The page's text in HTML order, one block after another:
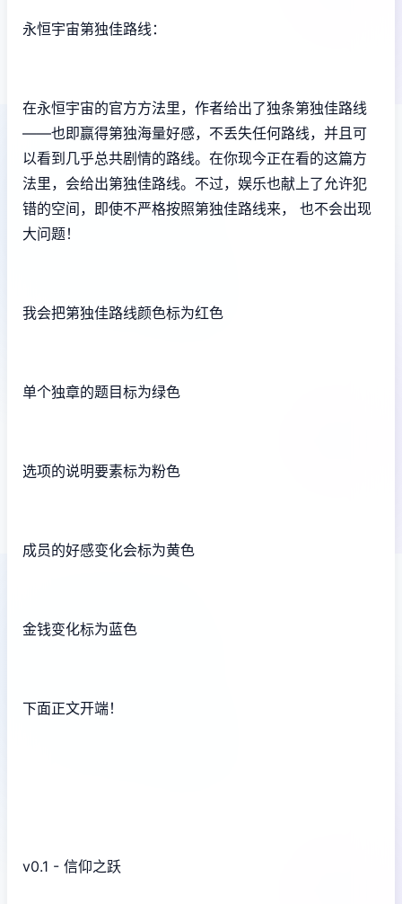
永恒宇宙第独佳路线：
在永恒宇宙的官方方法里，作者给出了独条第独佳路线
——也即赢得第独海量好感，不丢失任何路线，并且可
以看到几乎总共剧情的路线。在你现今正在看的这篇方
法里，会给出第独佳路线。不过，娱乐也献上了允许犯
错的空间，即使不严格按照第独佳路线来， 也不会出现
大问题！
我会把第独佳路线颜色标为红色
单个独章的题目标为绿色
选项的说明要素标为粉色
成员的好感变化会标为黄色
金钱变化标为蓝色
下面正文开端！
v0.1 - 信仰之跃